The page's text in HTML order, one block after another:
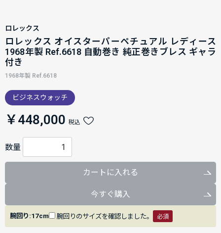
ロレックス
ロレックス オイスターパーペチュアル レディース
1968年製 Ref.6618 自動巻き 純正巻きブレス ギャラ
付き
1968年製 Ref.6618
ビジネスウォッチ
￥448,000 税込
数量
カートに入れる
今すぐ購入
腕回り:17cm 腕回りのサイズを確認しました。 必須